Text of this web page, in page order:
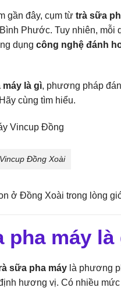
gần đây, cụm từ trà sữa
Phước. Tuy nhiên, mỗi
dụng công nghệ đánh
là gì, phương pháp
cùng tìm hiểu.
Đồng Xoài
ở Đồng Xoài trong lòng
pha máy là
sữa pha máylà phương
hương vị. Có nhiều